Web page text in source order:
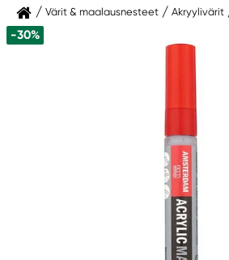
Värit & maalausnesteet Akryylivärit
-30%